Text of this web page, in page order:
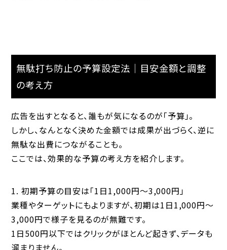
無駄打ち防止の予算設定法｜目安金額と調整
の考え方
広告を出すとなると、誰もが気になるのが「予算」。
しかし、なんとなく決めた金額では成果が出づらく、逆に
無駄な出費につながることも。
ここでは、効果的な予算の考え方を紹介します。
1. 初期予算の目安は「1日1,000円〜3,000円」
業種やターゲットにもよりますが、初期は1日1,000円〜
3,000円で様子を見るのが無難です。
1日500円以下ではクリックがほとんど起きず、データも
溜まりません。